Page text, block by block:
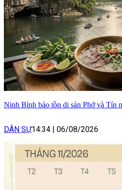
Ninh Bình bảo tồn di sản Phở và Tín
DÂN SỰ14:34 06/08/2026